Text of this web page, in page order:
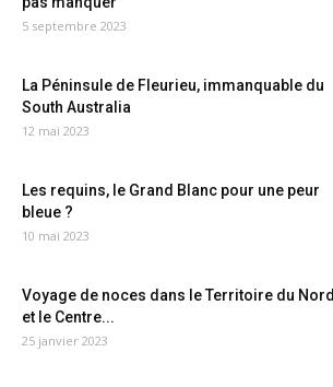
5 septembre 2023
La Péninsule de Fleurieu, immanquable du
South Australia
12 mai 2023
Les requins, le Grand Blanc pour une peur
bleue ?
10 mai 2023
Voyage de noces dans le Territoire du Nord
et le Centre...
25 janvier 2023